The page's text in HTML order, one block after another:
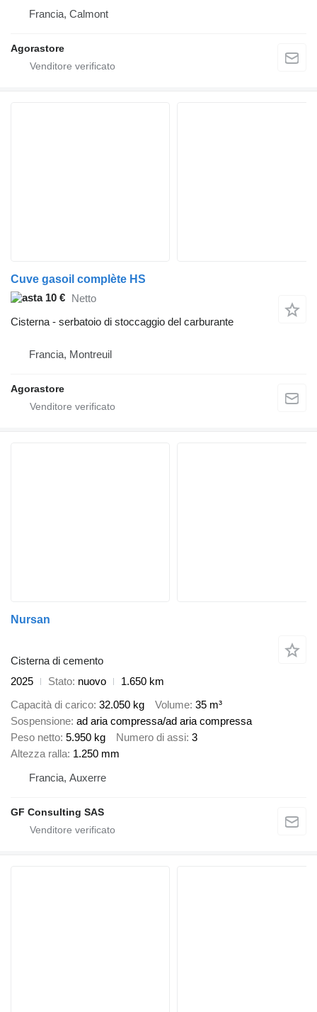
Francia, Calmont
Agorastore
Cuve gasoil complète HS
10 € Netto
Cisterna - serbatoio di stoccaggio del carburante
Francia, Montreuil
Agorastore
Nursan
Cisterna di cemento
2025
Stato nuovo
1.650 km
Capacità di carico 32.050 kg Volume 35 m³
Sospensione ad aria compressa/ad aria compressa
Peso netto 5.950 kg Numero di assi 3
Altezza ralla 1.250 mm
Francia, Auxerre
GF Consulting SAS